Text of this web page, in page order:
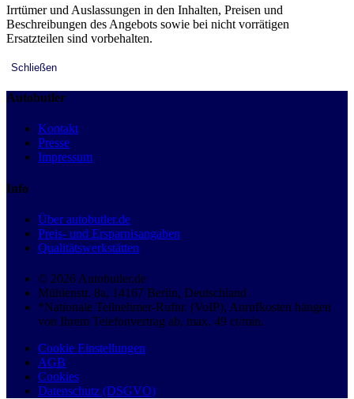
Irrtümer und Auslassungen in den Inhalten, Preisen und
Beschreibungen des Angebots sowie bei nicht vorrätigen
Ersatzteilen sind vorbehalten.
Schließen
Autobutler
Kontakt
Presse
Impressum
Info
Über autobutler.de
Preis- und Ersparnisangaben
Qualitätswerkstätten
© 2026 Autobutler.de
Mühlenstr. 8a, 14167 Berlin, Deutschland
*Nationale Teilnehmer-Rufnr. (VoIP), Anrufkosten hängen
von Ihrem Telefonvertrag ab, max. 49 ct/min.
Cookie Einstellungen
AGB
Cookies
Datenschutz (DSGVO)